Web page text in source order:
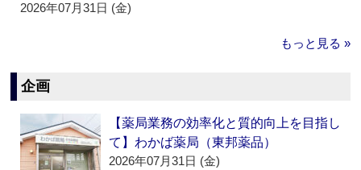
2026年07月31日 (金)
もっと見る »
企画
【薬局業務の効率化と質的向上を目指し
て】わかば薬局（東邦薬品）
2026年07月31日 (金)